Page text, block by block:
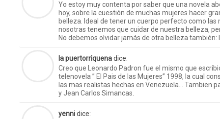
Yo estoy muy contenta por saber que una novela
hoy, sobre la cuestión de muchas mujeres hacer
belleza. Ideal de tener un cuerpo perfecto como las
nosotras tenemos que cuidar de nuestra belleza,
No debemos olvidar jamás de otra belleza también:
la puertorriquenadice:
Creo que Leonardo Padron fue el mismo que
telenovela ” El Pais de las Mujeres” 1998, la cual
las mas realistas hechas en Venezuela… Tambien
y Jean Carlos Simancas.
yennidice: